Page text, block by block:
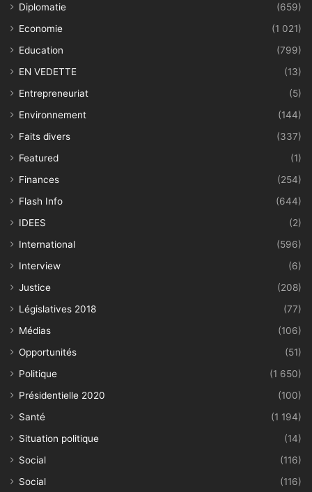
Diplomatie
(659)
Economie
(1 021)
Education
(799)
EN VEDETTE
(13)
Entrepreneuriat
(5)
Environnement
(144)
Faits divers
(337)
Featured
(1)
Finances
(254)
Flash Info
(644)
IDEES
(2)
International
(596)
Interview
(6)
Justice
(208)
Législatives 2018
(77)
Médias
(106)
Opportunités
(51)
Politique
(1 650)
Présidentielle 2020
(100)
Santé
(1 194)
Situation politique
(14)
Social
(116)
Social
(116)